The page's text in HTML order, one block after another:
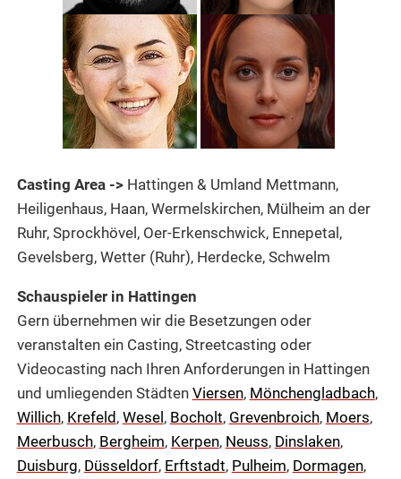
Casting Area -> Hattingen & Umland Mettmann,
Heiligenhaus, Haan, Wermelskirchen, Mülheim an der
Ruhr, Sprockhövel, Oer-Erkenschwick, Ennepetal,
Gevelsberg, Wetter (Ruhr), Herdecke, Schwelm
Schauspieler in Hattingen
Gern übernehmen wir die Besetzungen oder
veranstalten ein Casting, Streetcasting oder
Videocasting nach Ihren Anforderungen in Hattingen
und umliegenden Städten Viersen, Mönchengladbach,
Willich, Krefeld, Wesel, Bocholt, Grevenbroich, Moers,
Meerbusch, Bergheim, Kerpen, Neuss, Dinslaken,
Duisburg, Düsseldorf, Erftstadt, Pulheim, Dormagen,